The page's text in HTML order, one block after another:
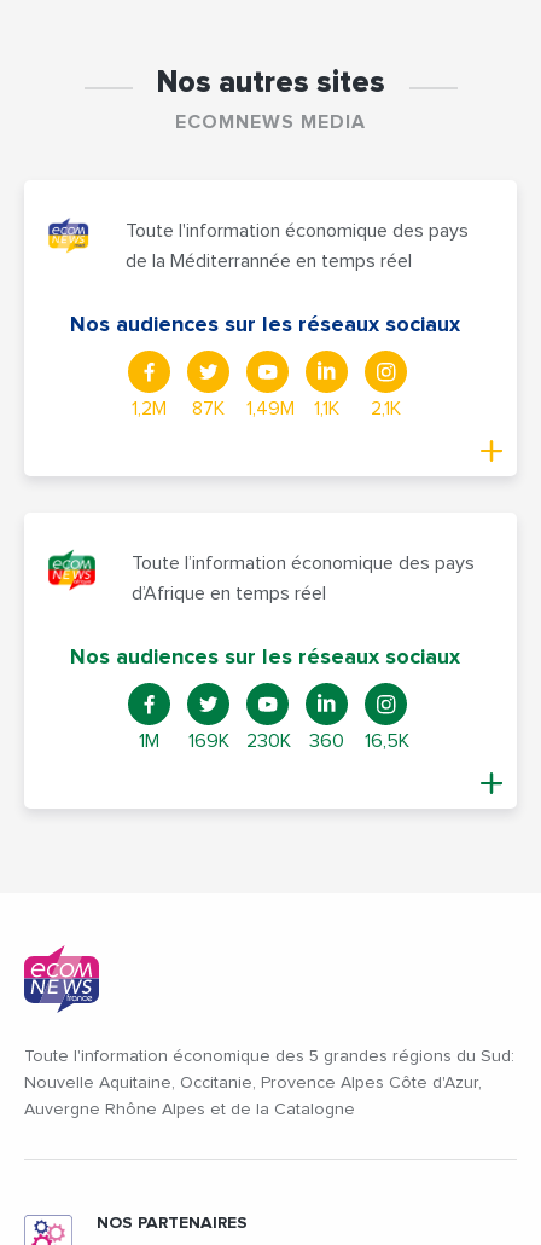
Nos autres sites
ECOMNEWS MEDIA
Toute l'information économique des pays
de la Méditerrannée en temps réel
Nos audiences sur les réseaux sociaux
1,2M 87K 1,49M 1,1K 2,1K
Toute l’information économique des pays
d’Afrique en temps réel
Nos audiences sur les réseaux sociaux
1M 169K 230K 360 16,5K
Toute l'information économique des 5 grandes régions du Sud:
Nouvelle Aquitaine, Occitanie, Provence Alpes Côte d'Azur,
Auvergne Rhône Alpes et de la Catalogne
NOS PARTENAIRES